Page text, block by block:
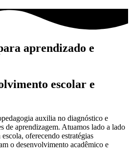
aprendizado e
escolar e
auxilia no diagnóstico e
de aprendizagem. Atuamos lado a lado
oferecendo estratégias
o desenvolvimento acadêmico e